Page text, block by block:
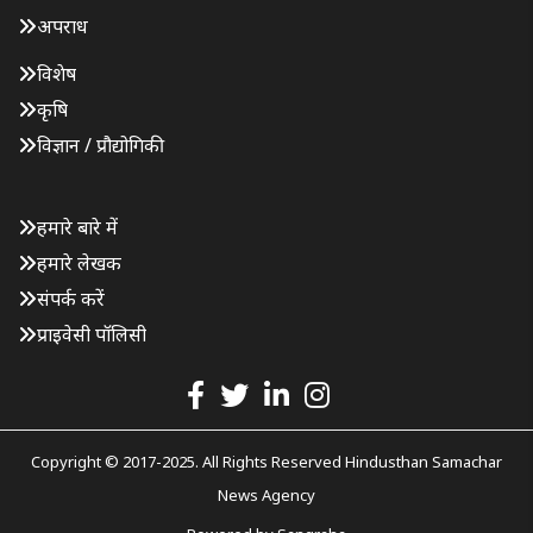
अपराध
विशेष
कृषि
विज्ञान / प्रौद्योगिकी
हमारे बारे में
हमारे लेखक
संपर्क करें
प्राइवेसी पॉलिसी
Copyright © 2017-2025. All Rights Reserved Hindusthan Samachar
News Agency